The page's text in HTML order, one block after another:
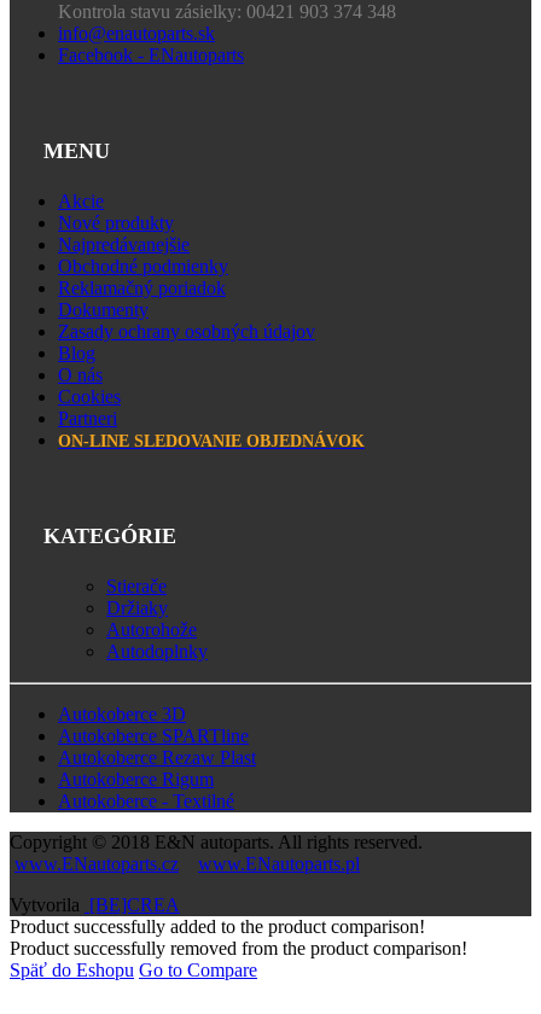
Kontrola stavu zásielky: 00421 903 374 348
info@enautoparts.sk
Facebook - ENautoparts
MENU
Akcie
Nové produkty
Najpredávanejšie
Obchodné podmienky
Reklamačný poriadok
Dokumenty
Zasady ochrany osobných údajov
Blog
O nás
Cookies
Partneri
ON-LINE SLEDOVANIE OBJEDNÁVOK
KATEGÓRIE
Stierače
Držiaky
Autorohože
Autodoplnky
Autokoberce 3D
Autokoberce SPARTline
Autokoberce Rezaw Plast
Autokoberce Rigum
Autokoberce - Textilné
Copyright © 2018 E&N autoparts. All rights reserved.
www.ENautoparts.cz
www.ENautoparts.pl
Vytvorila [BE]CREA
Product successfully added to the product comparison!
Product successfully removed from the product comparison!
Späť do Eshopu Go to Compare